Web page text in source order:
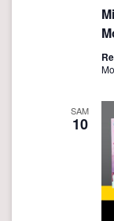
SAM
10